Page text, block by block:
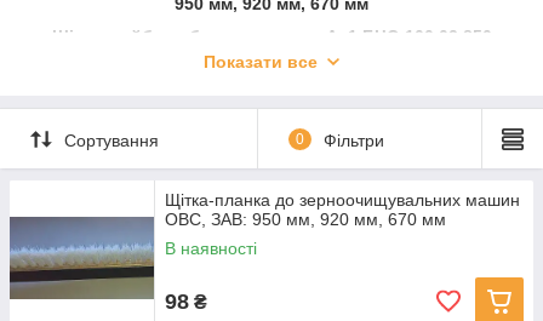
Щітка-шайба вибросепаратора А. 1.БЦС-100.02.850
(щітка-ролик).
Показати все
Сортування 0 Фільтри
Щітка-планка до зерноочищувальних машин
ОВС, ЗАВ: 950 мм, 920 мм, 670 мм
В наявності
98 ₴